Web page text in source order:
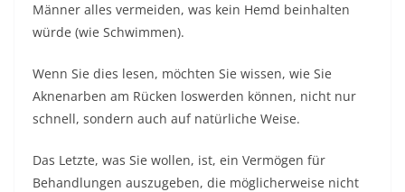
Männer alles vermeiden, was kein Hemd beinhalten
würde (wie Schwimmen).
Wenn Sie dies lesen, möchten Sie wissen, wie Sie
Aknenarben am Rücken loswerden können, nicht nur
schnell, sondern auch auf natürliche Weise.
Das Letzte, was Sie wollen, ist, ein Vermögen für
Behandlungen auszugeben, die möglicherweise nicht